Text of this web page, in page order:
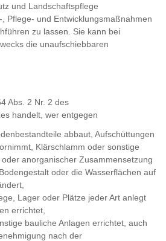
und Landschaftspflege
Pflege- und Entwicklungsmaßnahmen
zu lassen. Sie kann bei
die unaufschiebbaren
Abs. 2 Nr. 2 des
handelt, wer entgegen
abbaut, Aufschüttungen
Klärschlamm oder sonstige
anorganischer Zusammensetzung
oder die Wasserflächen auf
Lager oder Plätze jeder Art anlegt
errichtet,
bauliche Anlagen errichtet, auch
nach der